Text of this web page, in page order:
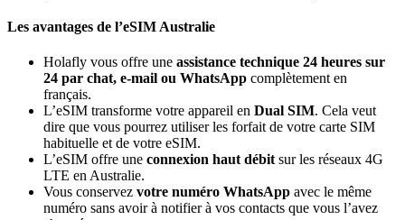
Les avantages de l’eSIM Australie
Holafly vous offre une assistance technique 24 heures sur
24 par chat, e-mail ou WhatsApp complètement en
français.
L’eSIM transforme votre appareil en Dual SIM. Cela veut
dire que vous pourrez utiliser les forfait de votre carte SIM
habituelle et de votre eSIM.
L’eSIM offre une connexion haut débit sur les réseaux 4G
LTE en Australie.
Vous conservez votre numéro WhatsApp avec le même
numéro sans avoir à notifier à vos contacts que vous l’avez